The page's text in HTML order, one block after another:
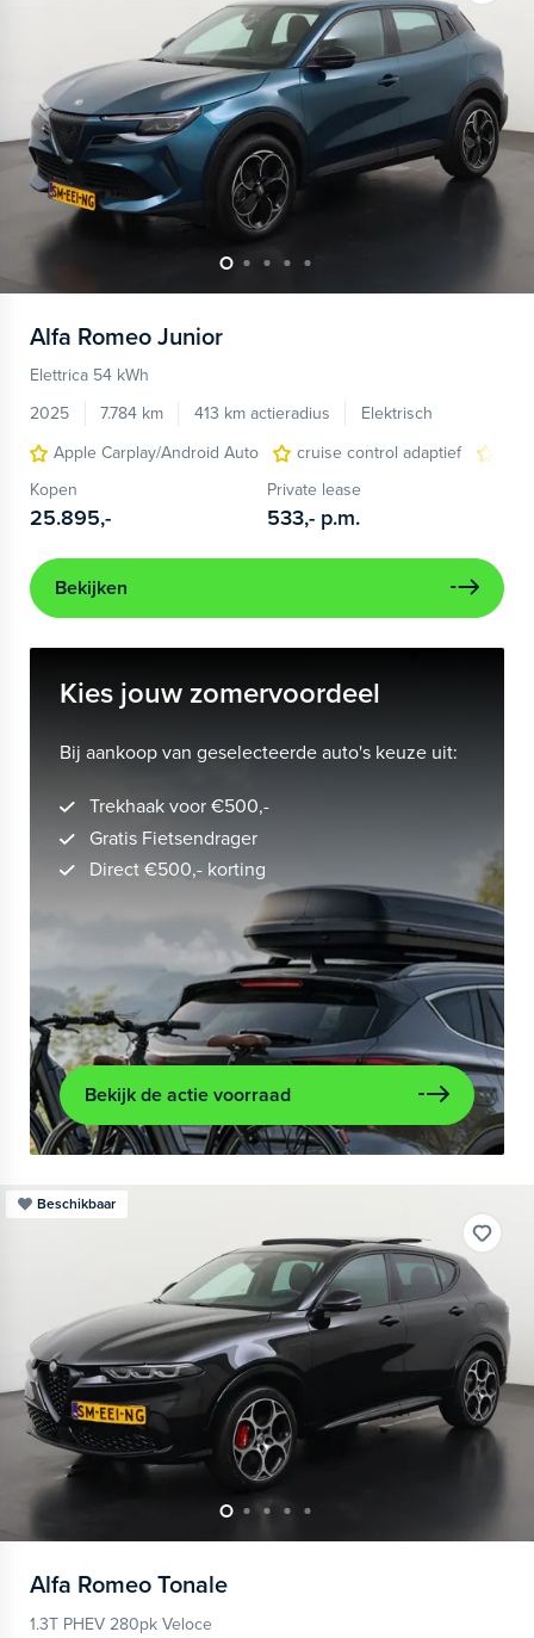
Alfa Romeo Junior
Elettrica 54 kWh
2025
7.784 km 413 km actieradius
Elektrisch
Apple Carplay/Android Auto
cruise control adaptief
Kopen
25.895,-
Private lease
533,- p.m.
Bekijken
Kies jouw zomervoordeel
Bij aankoop van geselecteerde auto's keuze uit:
Trekhaak voor €500,-
Gratis Fietsendrager
Direct €500,- korting
Bekijk de actie voorraad
Beschikbaar
Alfa Romeo Tonale
1.3T PHEV 280pk Veloce